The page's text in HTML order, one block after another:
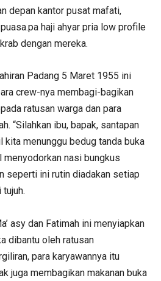
depan kantor pusat mafati,
haji ahyar pria low profile
dengan mereka.
Padang 5 Maret 1955 ini
crew-nya membagi-bagikan
ratusan warga dan para
“Silahkan ibu, bapak, santapan
kita menunggu bedug tanda buka
menyodorkan nasi bungkus
seperti ini rutin diadakan setiap
asy dan Fatimah ini menyiapkan
dibantu oleh ratusan
para karyawannya itu
juga membagikan makanan buka